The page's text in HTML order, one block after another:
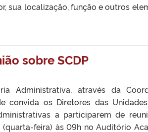
sua localização, função e outros
sobre SCDP
Administrativa, através da
convida os Diretores das
a participarem de
feira) às 09h no Auditório